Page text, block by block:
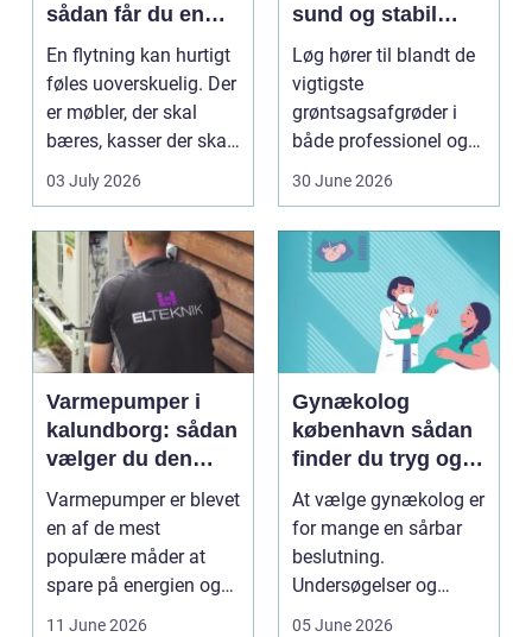
sådan får du en
tryg og effektiv
flytning
En flytning kan hurtigt
føles uoverskuelig. Der
er møbler, der skal
bæres, kasser der skal
pakkes, o...
03 July 2026
sund og stabil
løgavl
Løg hører til blandt de
vigtigste
grøntsagsafgrøder i
både professionel og
hobbybaseret
30 June 2026
Varmepumper i
kalundborg: sådan
vælger du den
rigtige løsning
Varmepumper er blevet
en af de mest
populære måder at
spare på energien og
få et bedre indeklima
11 June 2026
Gynækolog
københavn sådan
finder du tryg og
professionel hjælp
At vælge gynækolog er
for mange en sårbar
beslutning.
Undersøgelser og
behandlinger foregår i
05 June 2026